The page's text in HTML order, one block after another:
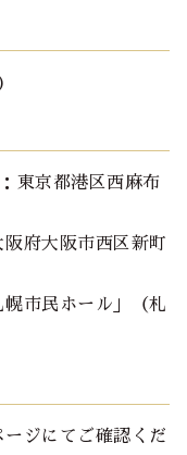
東京都港区西麻布
府大阪市西区新町
市民ホール」（札
ージにてご確認くだ